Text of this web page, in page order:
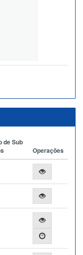
de Sub
Operações